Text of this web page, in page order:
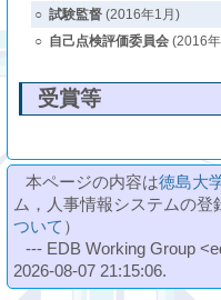
○ 試験監督(2016年1月)
○ 自己点検評価委員会(2016
受賞等
本ページの内容は徳島大
ム，人事情報システムの
ついて ）
--- EDB Working Group
2026-08-07 21:15:06.